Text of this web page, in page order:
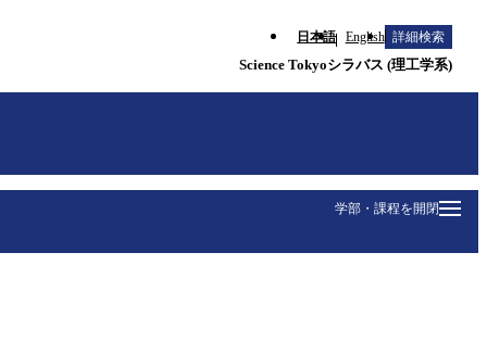
日本語 English 詳細検索
Science Tokyoシラバス (理工学系)
学部・課程を開閉